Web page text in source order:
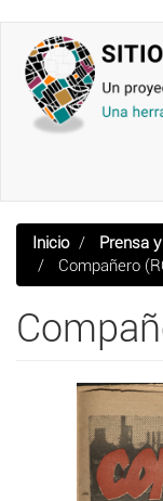
contenido
principal
Inicio
Prensa
Compañero